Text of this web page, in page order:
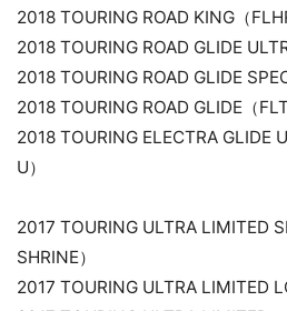
2018 TOURING ROAD KING（
2018 TOURING ROAD GLIDE
2018 TOURING ROAD GLIDE
2018 TOURING ROAD GLIDE（
2018 TOURING ELECTRA GLIDE
U）
2017 TOURING ULTRA LIMITED
SHRINE）
2017 TOURING ULTRA LIMITED